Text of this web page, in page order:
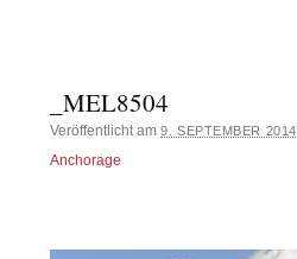
_MEL8504
Veröffentlicht am9. SEPTEMBER 2014
Anchorage